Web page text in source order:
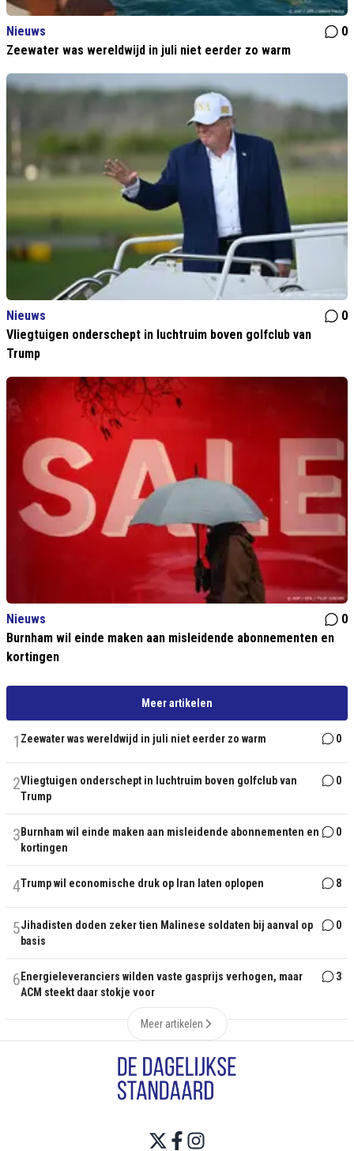
Nieuws
0
Zeewater was wereldwijd in juli niet eerder zo warm
Nieuws
0
Vliegtuigen onderschept in luchtruim boven golfclub van
Trump
Nieuws
0
Burnham wil einde maken aan misleidende abonnementen en
kortingen
Meer artikelen
1 Zeewater was wereldwijd in juli niet eerder zo warm 0
2Vliegtuigen onderschept in luchtruim boven golfclub van
Trump
0
3 Burnham wil einde maken aan misleidende abonnementen en
kortingen
0
4Trump wil economische druk op Iran laten oplopen 8
5Jihadisten doden zeker tien Malinese soldaten bij aanval op
basis
0
6 Energieleveranciers wilden vaste gasprijs verhogen, maar
ACM steekt daar stokje voor
3
Meer artikelen